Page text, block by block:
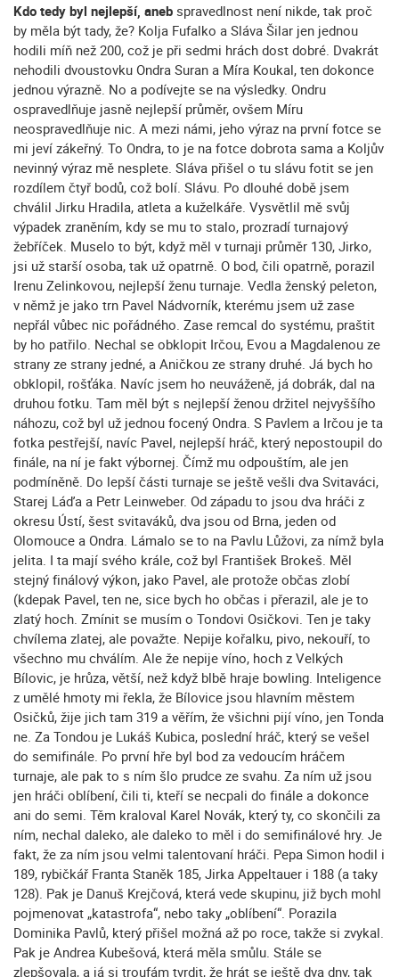
Kdo tedy byl nejlepší, aneb spravedlnost není nikde, tak proč
by měla být tady, že? Kolja Fufalko a Sláva Šilar jen jednou
hodili míň než 200, což je při sedmi hrách dost dobré. Dvakrát
nehodili dvoustovku Ondra Suran a Míra Koukal, ten dokonce
jednou výrazně. No a podívejte se na výsledky. Ondru
ospravedlňuje jasně nejlepší průměr, ovšem Míru
neospravedlňuje nic. A mezi námi, jeho výraz na první fotce se
mi jeví zákeřný. To Ondra, to je na fotce dobrota sama a Koljův
nevinný výraz mě nesplete. Sláva přišel o tu slávu fotit se jen
rozdílem čtyř bodů, což bolí. Slávu. Po dlouhé době jsem
chválil Jirku Hradila, atleta a kuželkáře. Vysvětlil mě svůj
výpadek zraněním, kdy se mu to stalo, prozradí turnajový
žebříček. Muselo to být, když měl v turnaji průměr 130, Jirko,
jsi už starší osoba, tak už opatrně. O bod, čili opatrně, porazil
Irenu Zelinkovou, nejlepší ženu turnaje. Vedla ženský peleton,
v němž je jako trn Pavel Nádvorník, kterému jsem už zase
nepřál vůbec nic pořádného. Zase remcal do systému, praštit
by ho patřilo. Nechal se obklopit Irčou, Evou a Magdalenou ze
strany ze strany jedné, a Aničkou ze strany druhé. Já bych ho
obklopil, rošťáka. Navíc jsem ho neuváženě, já dobrák, dal na
druhou fotku. Tam měl být s nejlepší ženou držitel nejvyššího
náhozu, což byl už jednou focený Ondra. S Pavlem a Irčou je ta
fotka pestřejší, navíc Pavel, nejlepší hráč, který nepostoupil do
finále, na ní je fakt výbornej. Čímž mu odpouštím, ale jen
podmíněně. Do lepší části turnaje se ještě vešli dva Svitaváci,
Starej Láďa a Petr Leinweber. Od západu to jsou dva hráči z
okresu Ústí, šest svitaváků, dva jsou od Brna, jeden od
Olomouce a Ondra. Lámalo se to na Pavlu Lůžovi, za nímž byla
jelita. I ta mají svého krále, což byl František Brokeš. Měl
stejný finálový výkon, jako Pavel, ale protože občas zlobí
(kdepak Pavel, ten ne, sice bych ho občas i přerazil, ale je to
zlatý hoch. Zmínit se musím o Tondovi Osičkovi. Ten je taky
chvílema zlatej, ale považte. Nepije kořalku, pivo, nekouří, to
všechno mu chválím. Ale že nepije víno, hoch z Velkých
Bílovic, je hrůza, větší, než když blbě hraje bowling. Inteligence
z umělé hmoty mi řekla, že Bílovice jsou hlavním městem
Osičků, žije jich tam 319 a věřím, že všichni pijí víno, jen Tonda
ne. Za Tondou je Lukáš Kubica, poslední hráč, který se vešel
do semifinále. Po první hře byl bod za vedoucím hráčem
turnaje, ale pak to s ním šlo prudce ze svahu. Za ním už jsou
jen hráči oblíbení, čili ti, kteří se necpali do finále a dokonce
ani do semi. Těm kraloval Karel Novák, který ty, co skončili za
ním, nechal daleko, ale daleko to měl i do semifinálové hry. Je
fakt, že za ním jsou velmi talentovaní hráči. Pepa Simon hodil i
189, rybičkář Franta Staněk 185, Jirka Appeltauer i 188 (a taky
128). Pak je Danuš Krejčová, která vede skupinu, již bych mohl
pojmenovat „katastrofa“, nebo taky „oblíbení“. Porazila
Dominika Pavlů, který přišel možná až po roce, takže si zvykal.
Pak je Andrea Kubešová, která měla smůlu. Stále se
zlepšovala, a já si troufám tvrdit, že hrát se ještě dva dny, tak